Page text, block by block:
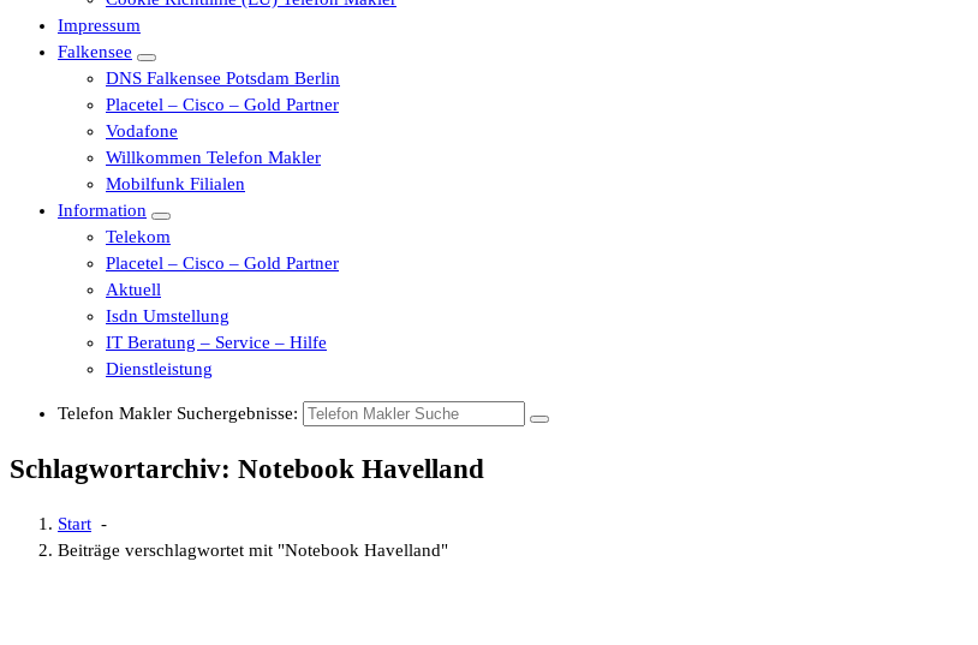
Impressum
Falkensee
DNS Falkensee Potsdam Berlin
Placetel – Cisco – Gold Partner
Vodafone
Willkommen Telefon Makler
Mobilfunk Filialen
Information
Telekom
Placetel – Cisco – Gold Partner
Aktuell
Isdn Umstellung
IT Beratung – Service – Hilfe
Dienstleistung
Telefon Makler Suchergebnisse:
Schlagwortarchiv: Notebook Havelland
Start -
Beiträge verschlagwortet mit "Notebook Havelland"